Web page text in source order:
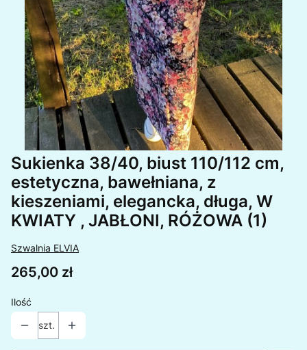
Sukienka 38/40, biust 110/112 cm,
estetyczna, bawełniana, z
kieszeniami, elegancka, długa, W
KWIATY , JABŁONI, RÓŻOWA (1)
Szwalnia ELVIA
Cena
265,00 zł
Ilość
szt.